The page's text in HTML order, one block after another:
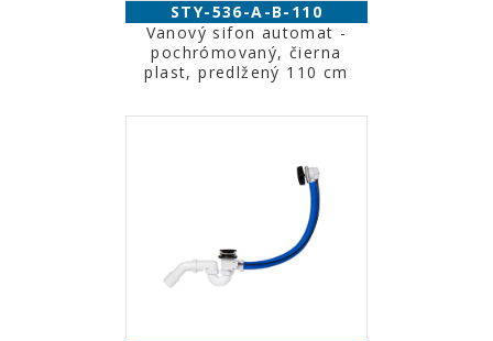
STY-536-A-B-110
Vanový sifon automat -
pochrómovaný, čierna
plast, predlžený 110 cm